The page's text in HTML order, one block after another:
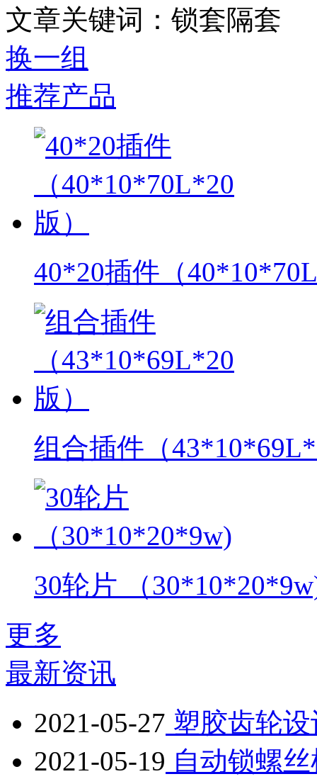
文章关键词：锁套隔套
换一组
推荐产品
40*20插件（
组合插件（
30轮片 （
更多
最新资讯
2021-05-27 塑胶齿轮
2021-05-19 自动锁螺